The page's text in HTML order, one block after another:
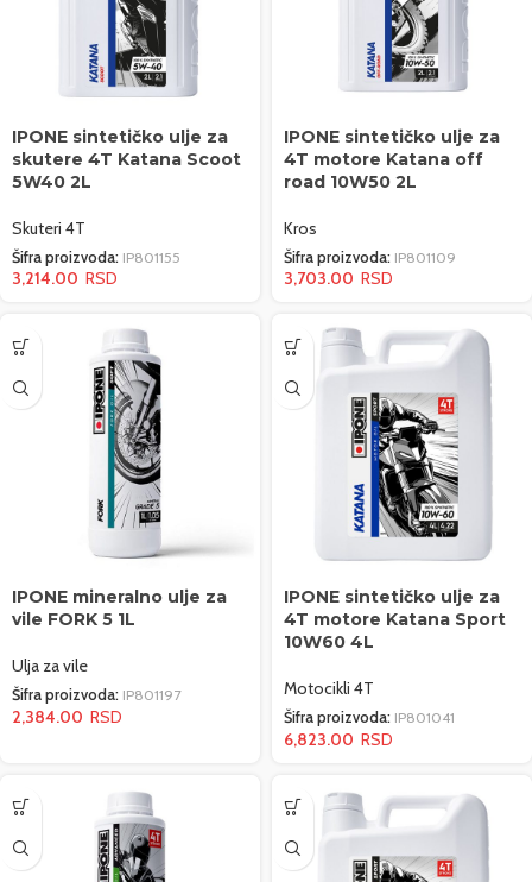
IPONE sintetičko ulje za
skutere 4T Katana Scoot
5W40 2L
Skuteri 4T
Šifra proizvoda: IP801155
3,214.00
IPONE sintetičko ulje za
4T motore Katana off
road 10W50 2L
Kros
Šifra proizvoda: IP801109
3,703.00
IPONE mineralno ulje za
vile FORK 5 1L
Ulja za vile
Šifra proizvoda: IP801197
2,384.00
IPONE sintetičko ulje za
4T motore Katana Sport
10W60 4L
Motocikli 4T
Šifra proizvoda: IP801041
6,823.00